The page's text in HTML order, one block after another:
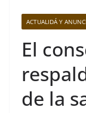
ACTUALIDÁ Y
El
de la